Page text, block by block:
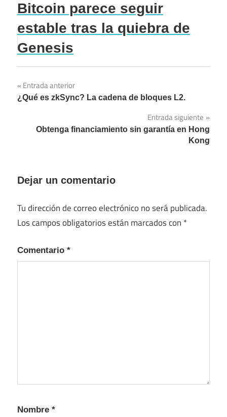
Bitcoin parece seguir
estable tras la quiebra de
Genesis
Navegación
entradas
Entrada anterior
¿Qué es zkSync? La cadena de bloques L2.
Entrada siguiente
Obtenga financiamiento sin garantía en Hong
Kong
Dejar un comentario
Tu dirección de correo electrónico no será publicada.
Los campos obligatorios están marcados con *
Comentario *
Nombre *